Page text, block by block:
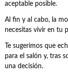
aceptable posible.
Al fin y al cabo, la
necesitas vivir en tu
Te sugerimos que
para el salón y, tras
una decisión.